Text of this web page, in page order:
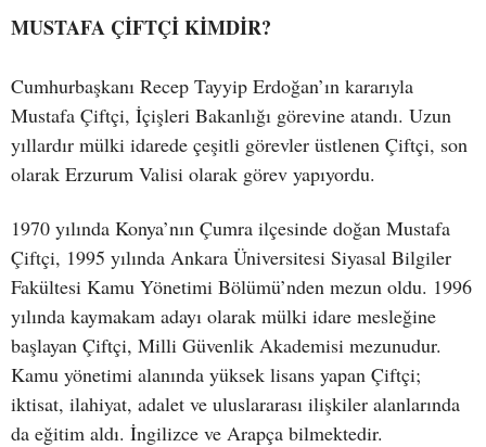
MUSTAFA ÇİFTÇİ KİMDİR?
Cumhurbaşkanı Recep Tayyip Erdoğan’ın kararıyla
Mustafa Çiftçi, İçişleri Bakanlığı görevine atandı. Uzun
yıllardır mülki idarede çeşitli görevler üstlenen Çiftçi, son
olarak Erzurum Valisi olarak görev yapıyordu.
1970 yılında Konya’nın Çumra ilçesinde doğan Mustafa
Çiftçi, 1995 yılında Ankara Üniversitesi Siyasal Bilgiler
Fakültesi Kamu Yönetimi Bölümü’nden mezun oldu. 1996
yılında kaymakam adayı olarak mülki idare mesleğine
başlayan Çiftçi, Milli Güvenlik Akademisi mezunudur.
Kamu yönetimi alanında yüksek lisans yapan Çiftçi;
iktisat, ilahiyat, adalet ve uluslararası ilişkiler alanlarında
da eğitim aldı. İngilizce ve Arapça bilmektedir.